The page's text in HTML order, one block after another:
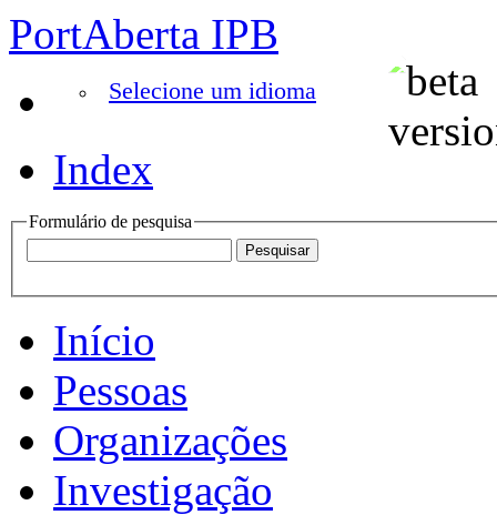
PortAberta IPB
Selecione um idioma
Index
Formulário de pesquisa
Início
Pessoas
Organizações
Investigação